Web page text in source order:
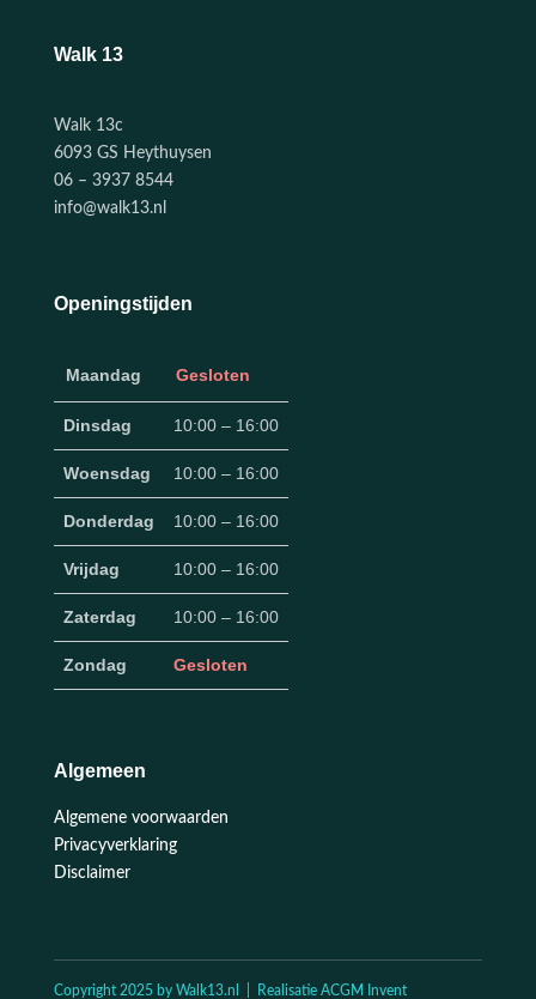
Walk 13
Walk 13c
6093 GS Heythuysen
06 – 3937 8544
info@walk13.nl
Openingstijden
Maandag Gesloten
Dinsdag 10:00 – 16:00
Woensdag 10:00 – 16:00
Donderdag 10:00 – 16:00
Vrijdag 10:00 – 16:00
Zaterdag 10:00 – 16:00
Zondag Gesloten
Algemeen
Algemene voorwaarden
Privacyverklaring
Disclaimer
Copyright 2025 by Walk13.nl | Realisatie ACGM Invent